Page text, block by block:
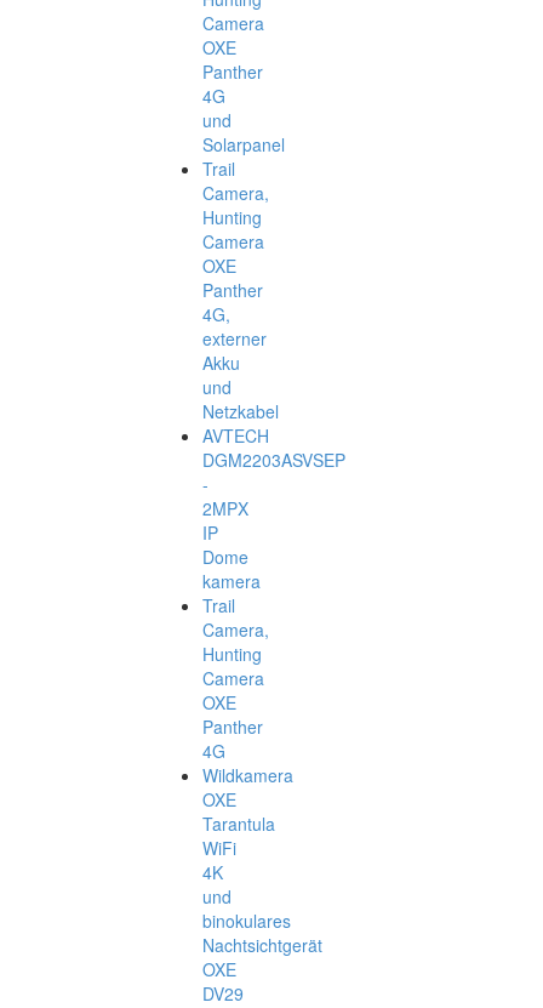
Camera
OXE
Panther
4G
und
Solarpanel
Trail
Camera,
Hunting
Camera
OXE
Panther
4G,
externer
Akku
und
Netzkabel
AVTECH
DGM2203ASVSEP
-
2MPX
IP
Dome
kamera
Trail
Camera,
Hunting
Camera
OXE
Panther
4G
Wildkamera
OXE
Tarantula
WiFi
4K
und
binokulares
Nachtsichtgerät
OXE
DV29